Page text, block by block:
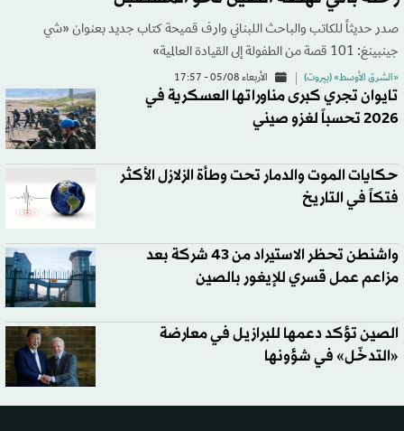
صدر حديثاً للكاتب والباحث اللبناني وارف قميحة كتاب جديد بعنوان «شي
جينبينغ: 101 قصة من الطفولة إلى القيادة العالمية»
«الشرق الأوسط» (بيروت) الأربعاء 05/08 - 17:57
تايوان تجري كبرى مناوراتها العسكرية في
2026 تحسباً لغزو صيني
حكايات الموت والدمار تحت وطأة الزلازل الأكثر
فتكاً في التاريخ
واشنطن تحظر الاستيراد من 43 شركة بعد
مزاعم عمل قسري للإيغور بالصين
الصين تؤكد دعمها للبرازيل في معارضة
«التدخّل» في شؤونها